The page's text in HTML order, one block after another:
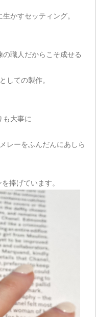
かすセッティング。
職人だからこそ成せる
しての製作。
も大事に
レーをふんだんにあしら
捧げています。